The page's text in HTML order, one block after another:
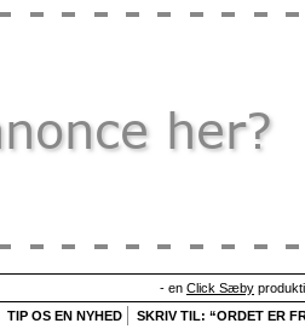
- en Click Sæby
TIP OS EN NYHED SKRIV TIL: “ORDET ER